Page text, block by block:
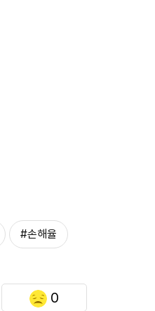
#손해율
0